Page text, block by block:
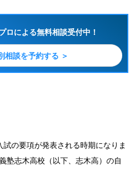
ロによる無料相談受付中！
相談を予約する ＞
の要項が発表される時期になりま
塾志木高校（以下、志木高）の自